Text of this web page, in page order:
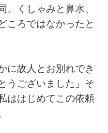
、くしゃみと鼻水、
ころではなかったと
に故人とお別れでき
うございました」そ
ははじめてこの依頼